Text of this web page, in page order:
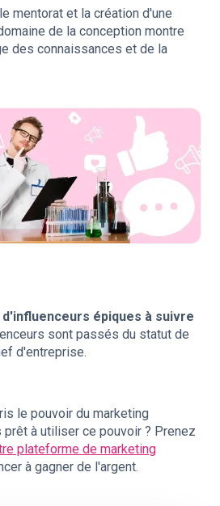
mentorat et la création d'une
de la conception montre
des connaissances et de la
d'influenceurs épiques à suivre
sont passés du statut de
d'entreprise.
le pouvoir du marketing
à utiliser ce pouvoir ? Prenez
plateforme de marketing
à gagner de l'argent.